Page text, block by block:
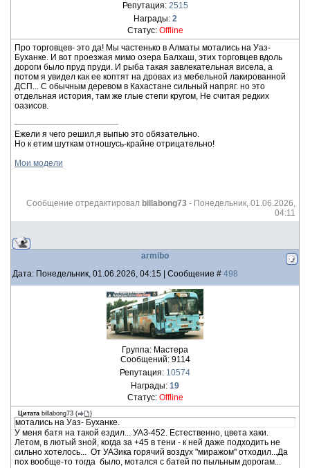
Репутация: 2515
Награды: 2
Статус: Offline
Про торговцев- это да! Мы частенько в Алматы мотались на Уаз-
Буханке. И вот проезжая мимо озера Балхаш, этих торговцев вдоль
дороги было пруд пруди. И рыба такая завлекательная висела, а
потом я увидел как ее коптят на дровах из мебельной лакированной
ДСП... С обычным деревом в Кахастане сильный напряг. но это
отдельная история, там же глые степи кругом, Не считая редких
оазисов.
Ежели я чего решил,я выпью это обязательно.
Но к етим шуткам отношусь-крайне отрицательно!
Мои модели
Сообщение отредактировал billabong73 - Понедельник, 01.06.2026,
04:11
armibo
Дата: Понедельник, 01.06.2026, 04:15 | Сообщение # 498
Группа: Мастера
Сообщений: 9114
Репутация: 10574
Награды: 19
Статус: Offline
Цитата billabong73 ( )
мотались на Уаз- Буханке.
У меня батя на такой ездил... УАЗ-452. Естественно, цвета хаки.
Летом, в лютый зной, когда за +45 в тени - к ней даже подходить не
сильно хотелось... От УАЗика горячий воздух "миражом" отходил...Да
пох вообще-то тогда было, мотался с батей по пыльным дорогам...